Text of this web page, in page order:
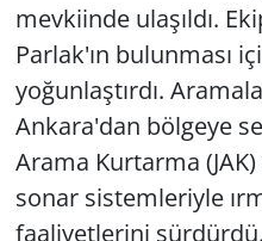
mevkiinde ulaşıldı.
Parlak'ın bulunması
yoğunlaştırdı.
Ankara'dan bölgeye
Arama Kurtarma
sonar sistemleriyle
faaliyetlerini sürdürdü.